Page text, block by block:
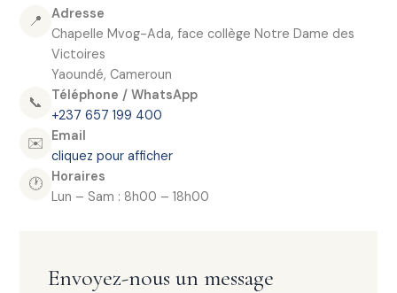
📍
Adresse
Chapelle Mvog-Ada, face collège Notre Dame des
Victoires
Yaoundé, Cameroun
📞
Téléphone / WhatsApp
+237 657 199 400
✉️
Email
cliquez pour afficher
🕐
Horaires
Lun – Sam : 8h00 – 18h00
Envoyez-nous un message